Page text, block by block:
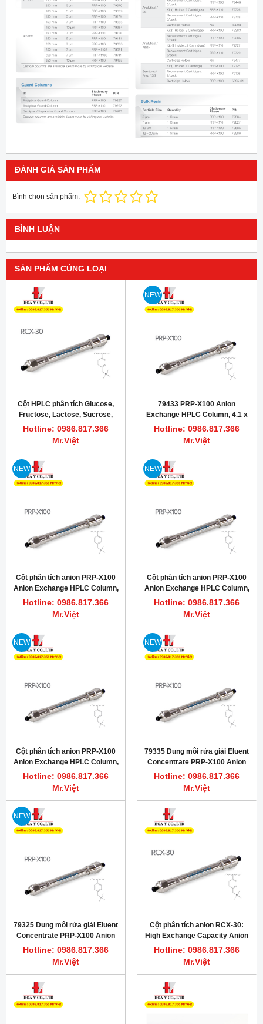
ĐÁNH GIÁ SẢN PHẨM
Bình chọn sản phẩm:
BÌNH LUẬN
SẢN PHẨM CÙNG LOẠI
Cột HPLC phân tích Glucose,
Fructose, Lactose, Sucrose,
Maltose, Hamilton RCX-30
USPL47
Hotline: 0986.817.366
Mr.Việt
NEW
79433 PRP-X100 Anion
Exchange HPLC Column, 4.1 x
250 mm, 10 µm
Hotline: 0986.817.366
Mr.Việt
NEW
Cột phân tích anion PRP-X100
Anion Exchange HPLC Column,
2.1 x 150 mm, 10 µm HAMILTON
79421
Hotline: 0986.817.366
Mr.Việt
NEW
Cột phân tích anion PRP-X100
Anion Exchange HPLC Column,
2.1 x 250 mm, 10 µm HAMILTON
79346
Hotline: 0986.817.366
Mr.Việt
NEW
Cột phân tích anion PRP-X100
Anion Exchange HPLC Column,
2.1 x 250 mm, 5 µm HAMILTON
79190
Hotline: 0986.817.366
Mr.Việt
NEW
79335 Dung môi rửa giải Eluent
Concentrate PRP-X100 Anion
Exchange
Hotline: 0986.817.366
Mr.Việt
NEW
79325 Dung môi rửa giải Eluent
Concentrate PRP-X100 Anion
Exchange
Hotline: 0986.817.366
Mr.Việt
Cột phân tích anion RCX-30:
High Exchange Capacity Anion
Exchange HPLC Columns
Hotline: 0986.817.366
Mr.Việt